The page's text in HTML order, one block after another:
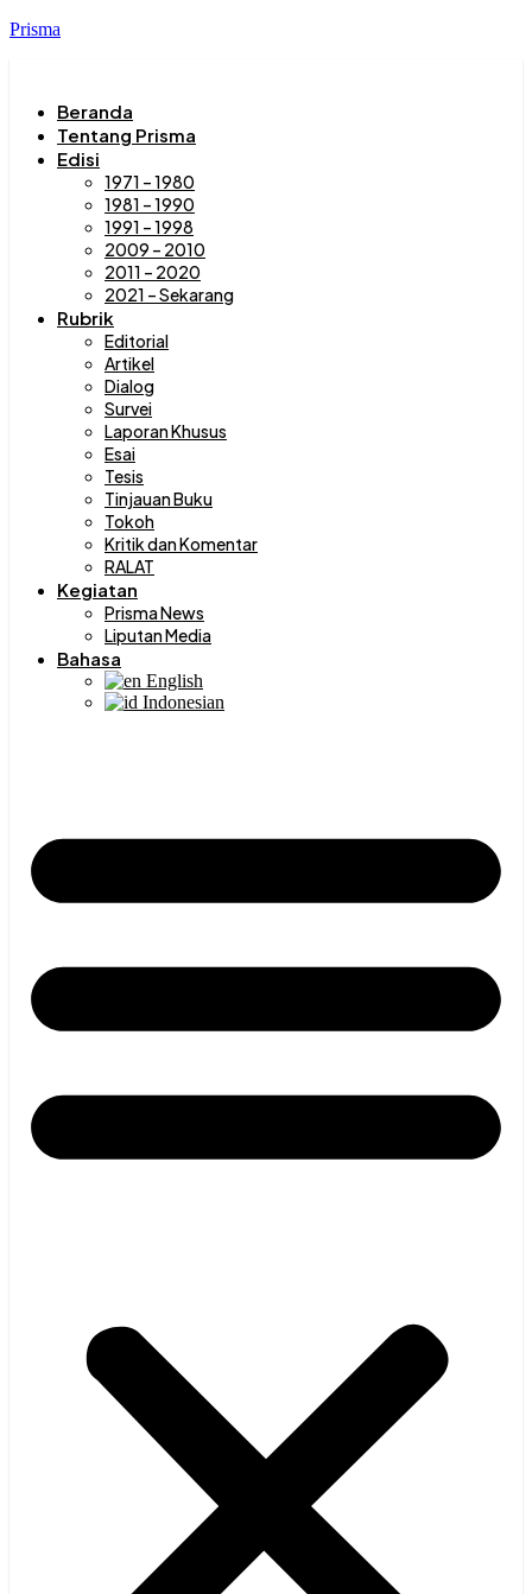
Prisma
Beranda
Tentang Prisma
Edisi
1971 – 1980
1981 – 1990
1991 – 1998
2009 – 2010
2011 – 2020
2021 – Sekarang
Rubrik
Editorial
Artikel
Dialog
Survei
Laporan Khusus
Esai
Tesis
Tinjauan Buku
Tokoh
Kritik dan Komentar
RALAT
Kegiatan
Prisma News
Liputan Media
Bahasa
English
Indonesian